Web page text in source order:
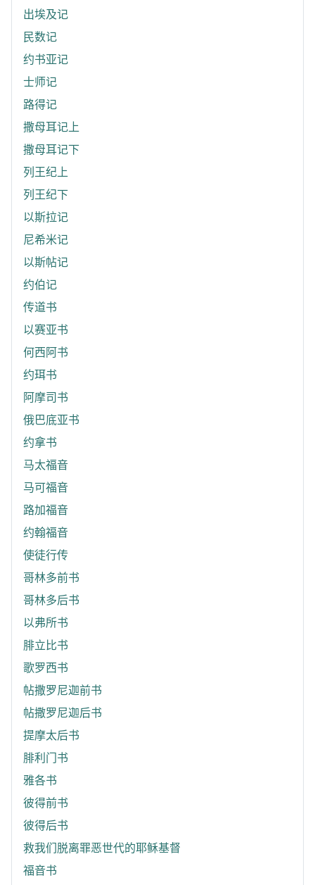
出埃及记
民数记
约书亚记
士师记
路得记
撒母耳记上
撒母耳记下
列王纪上
列王纪下
以斯拉记
尼希米记
以斯帖记
约伯记
传道书
以赛亚书
何西阿书
约珥书
阿摩司书
俄巴底亚书
约拿书
马太福音
马可福音
路加福音
约翰福音
使徒行传
哥林多前书
哥林多后书
以弗所书
腓立比书
歌罗西书
帖撒罗尼迦前书
帖撒罗尼迦后书
提摩太后书
腓利门书
雅各书
彼得前书
彼得后书
救我们脱离罪恶世代的耶稣基督
福音书